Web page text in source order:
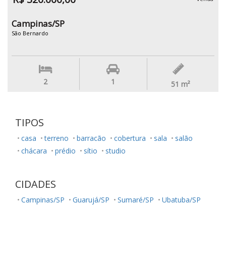
Campinas/SP
São Bernardo
2 1 51 m²
TIPOS
casa terreno barracão cobertura sala
salão
chácara
prédio sítio studio
CIDADES
Campinas/SP Guarujá/SP Sumaré/SP Ubatuba/SP